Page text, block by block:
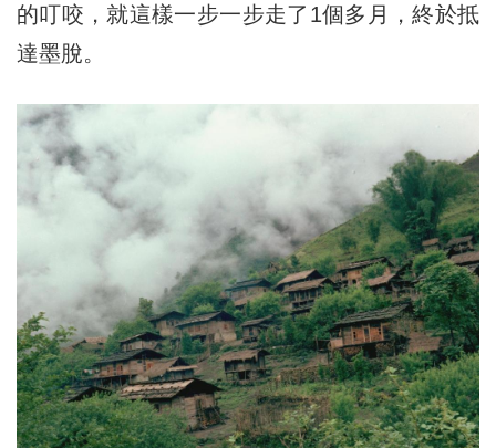
的叮咬，就這樣一步一步走了1個多月，終於抵
達墨脫。